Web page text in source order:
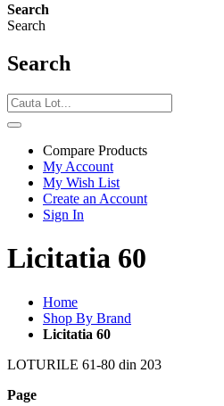
Search
Search
Search
Compare Products
My Account
My Wish List
Create an Account
Sign In
Licitatia 60
Home
Shop By Brand
Licitatia 60
LOTURILE 61-80 din 203
Page